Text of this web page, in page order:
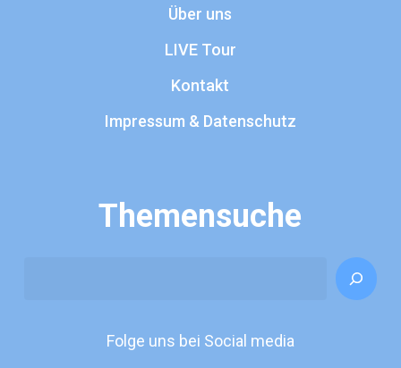
Über uns
LIVE Tour
Kontakt
Impressum & Datenschutz
Themensuche
Folge uns bei Social media